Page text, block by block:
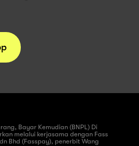
Bayar Kemudian (BNPL) Di
melalui kerjasama dengan Fass
Bhd (Fasspay), penerbit Wang